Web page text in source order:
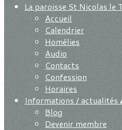
La paroisse St Nicolas le
Accueil
Calendrier
Homélies
Audio
Contacts
Confession
Horaires
Informations / actualités
Blog
Devenir membre